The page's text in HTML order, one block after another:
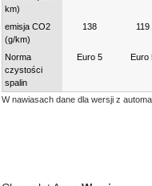
km)
emisja CO2
(g/km)
138 119
Norma
czystości
spalin
Euro 5 Euro
W nawiasach dane dla wersji z